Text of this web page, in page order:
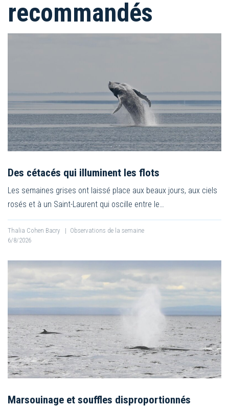
recommandés
Des cétacés qui illuminent les flots
Les semaines grises ont laissé place aux beaux jours, aux ciels
rosés et à un Saint-Laurent qui oscille entre le…
Thalia Cohen Bacry | Observations de la semaine
6/8/2026
Marsouinage et souffles disproportionnés